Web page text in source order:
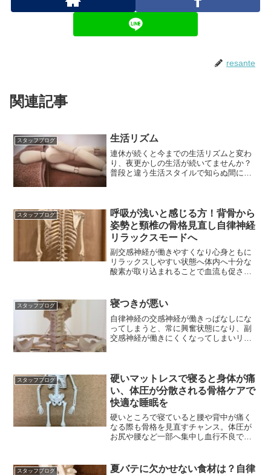
resante
関連記事
スタッフブログ 生活リズム
連休が続くと今までの生活リズムと変わ
り、夜更かしの生活が続いてませんか？
普段と違う生活スタイルで知らぬ間に大
スタッフブログ
呼吸が浅いと感じる方！背骨から
姿勢と頸椎の骨格見直し自律神経
リラックスモードへ
副交感神経が働きやすくなり心身ともに
リラックスしやすい状態へ体内へ十分な
酸素が取り込まれることで血流も促され
スタッフブログ 寝つきが悪い
自律神経の交感神経が働きっぱなしにな
ってしまうと、常に興奮状態になり、副
交感神経が働きにくくなってしまいリラ
スタッフブログ
硬いマットレスで寝ると身体が痛
い、体圧が分散される骨格ケアで
快適な睡眠を
硬いところで寝ていると腰や背中が痛く
なる際も骨格を見直すチャンス。体圧が
お尻や腰など一部へ集中し血行不良で痛
スタッフブログ
夏バテに欠かせない食材は？自律